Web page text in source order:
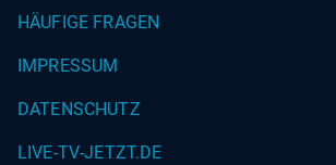
HÄUFIGE FRAGEN
IMPRESSUM
DATENSCHUTZ
LIVE-TV-JETZT.DE